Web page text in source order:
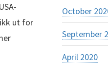
ut for
October
September
April 2020